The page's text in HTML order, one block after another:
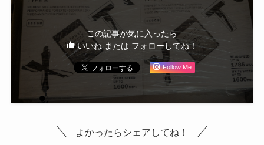
この記事が気に入ったら
いいね または フォローしてね！
Follow Me
よかったらシェアしてね！